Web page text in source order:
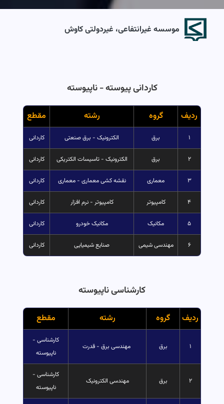
موسسه غیرانتفاعی، غیردولتی کاوش
کاردانی پیوسته - ناپیوسته
ردیف گروه رشته مقطع
۱ برق الکترونیک - برق صنعتی کاردانی
۲ برق الکترونیک - تاسیسات الکتریکی کاردانی
۳ معماری نقشه کشی معماری - معماری کاردانی
۴ کامپیوتر کامپیوتر - نرم افزار کاردانی
۵ مکانیک مکانیک خودرو کاردانی
۶ مهندسی شیمی صنایع شیمیایی کاردانی
کارشناسی ناپیوسته
ردیف گروه رشته مقطع
۱ برق مهندسی برق - قدرت
کارشناسی -
ناپیوسته
۲ برق مهندسی الکترونیک
کارشناسی -
ناپیوسته